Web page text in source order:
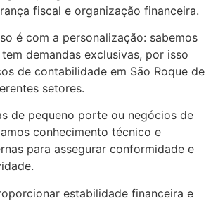
fiscal e organização financeira.
é com a personalização: sabemos
demandas exclusivas, por isso
de contabilidade em São Roque de
setores.
de pequeno porte ou negócios de
conhecimento técnico e
para assegurar conformidade e
estabilidade financeira e